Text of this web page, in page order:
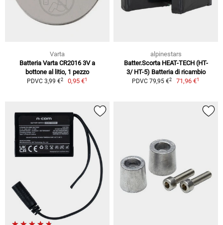
Varta
Batteria Varta CR2016 3V a
bottone al litio, 1 pezzo
PDVC 3,99 €2 0,95 €1
alpinestars
Batter.Scorta HEAT-TECH (HT-
3/ HT-5) Batteria di ricambio
PDVC 79,95 €2 71,96 €1